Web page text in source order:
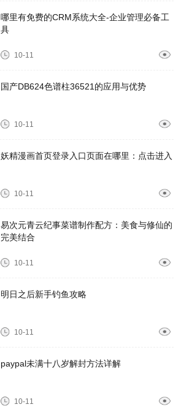
哪里有免费的CRM系统大全-企业管理必备工
具
10-11
国产DB624色谱柱36521的应用与优势
10-11
妖精漫画首页登录入口页面在哪里：点击进入
10-11
易次元青云纪事菜谱制作配方：美食与修仙的
完美结合
10-11
明日之后新手钓鱼攻略
10-11
paypal未满十八岁解封方法详解
10-11